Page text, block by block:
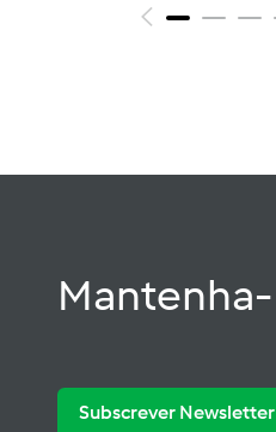
Mantenha-
Subscrever Newsletter